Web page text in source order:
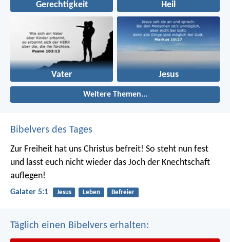
Gerechtigkeit Heil
Vater Jesus
Weitere Themen...
Bibelvers des Tages
Zur Freiheit hat uns Christus befreit! So steht nun fest
und lasst euch nicht wieder das Joch der Knechtschaft
auflegen!
Galater 5:1 Jesus Leben Befreier
Täglich einen Bibelvers erhalten: